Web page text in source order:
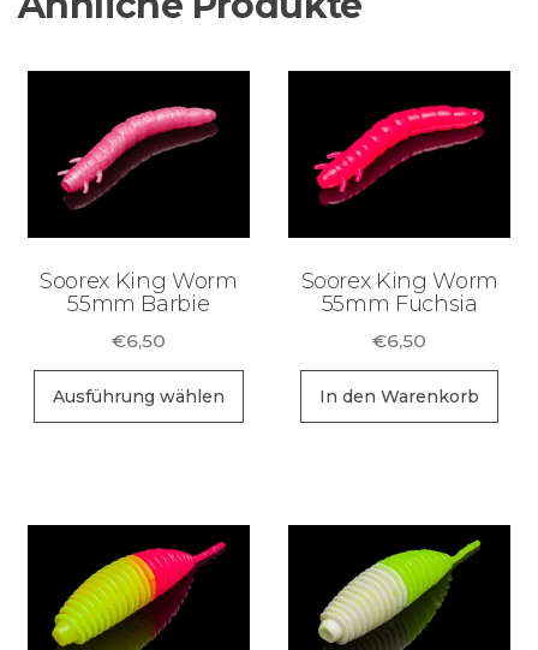
Soorex King Worm
55mm Barbie
€6,50
Ausführung wählen
Dieses
Optionen
Soorex King Worm
55mm Fuchsia
€6,50
In den Warenkorb